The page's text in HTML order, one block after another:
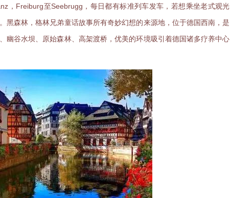
，Freiburg至Seebrugg，每日都有标准列车发车，若想乘坐老式观光
黑森林，格林兄弟童话故事所有奇妙幻想的来源地，位于德国西南，是
幽谷水坝、原始森林、高架渡桥，优美的环境吸引着德国诸多疗养中心